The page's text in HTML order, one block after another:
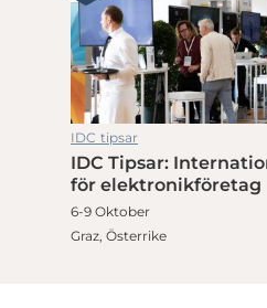
IDC tipsar
IDC Tipsar:
för elektronikföretag
6-9 Oktober
Graz, Österrike